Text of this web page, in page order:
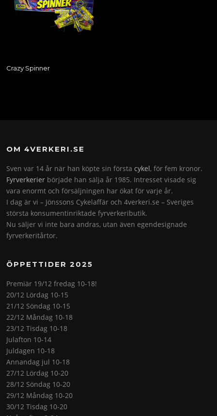
Crazy Spinner
OM 4VERKERI.SE
Sven var 14 år när han köpte sin förstacykel, för fem kronor.
Fyrverkerier började han sälja år 1985. Intresset visade sig
vara enormt och försäljningen har ökat för varje år.
I dag är vi – Jönssons Cykelaffär och 4verkeri.se – Sveriges
största konsumentinriktade fyrverkeributik.
Nu säljer vi inte bara andras, utan även egendesignade
fyrverkeritårtor.
ÖPPETTIDER 2025
Premiär 19/12 fredag 10-18!
20/12 Lördag 10-15
21/12 Söndag 10-15
22/12 Måndag 10-18
23/12 Tisdag 10-18
Julafton 10-14
Juldagen 10-18
Annandag jul 10-18
27/12 Lördag 10-20
28/12 Söndag 10-20
29/12 Måndag 10-20
30/12 Tisdag 10-20